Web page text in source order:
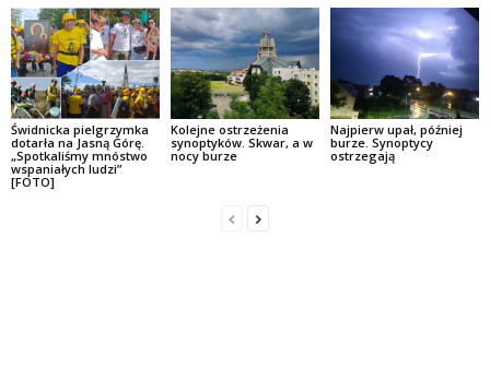
Świdnicka pielgrzymka
dotarła na Jasną Górę.
„Spotkaliśmy mnóstwo
wspaniałych ludzi”
[FOTO]
Kolejne ostrzeżenia
synoptyków. Skwar, a w
nocy burze
Najpierw upał, później
burze. Synoptycy
ostrzegają